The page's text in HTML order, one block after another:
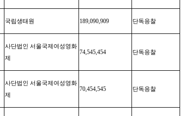
국립생태원 189,090,909 단독응찰
사단법인 서울국제여성영화
제
74,545,454 단독응찰
사단법인 서울국제여성영화
제
70,454,545 단독응찰